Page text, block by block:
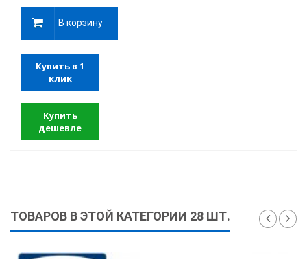
В корзину
Купить в 1
клик
Купить
дешевле
ТОВАРОВ В ЭТОЙ КАТЕГОРИИ 28 ШТ.